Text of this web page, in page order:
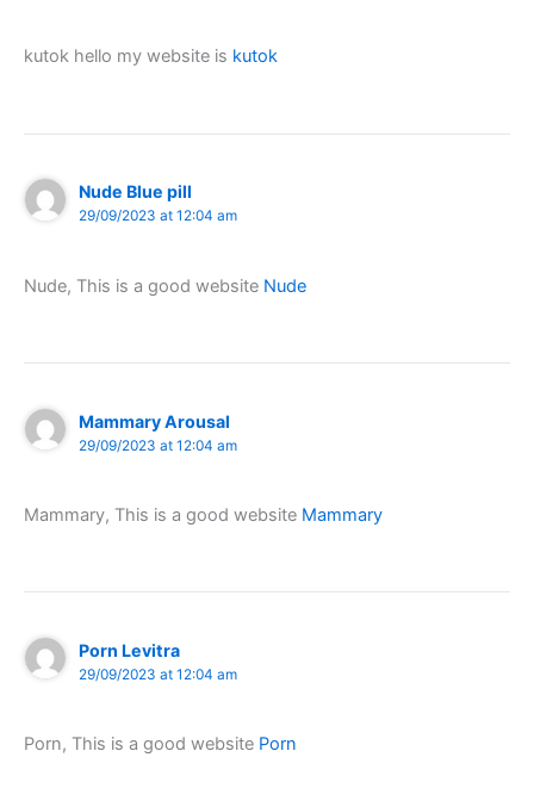
kutok hello my website is kutok
Nude Blue pill
29/09/2023 at 12:04 am
Nude, This is a good website Nude
Mammary Arousal
29/09/2023 at 12:04 am
Mammary, This is a good website Mammary
Porn Levitra
29/09/2023 at 12:04 am
Porn, This is a good website Porn